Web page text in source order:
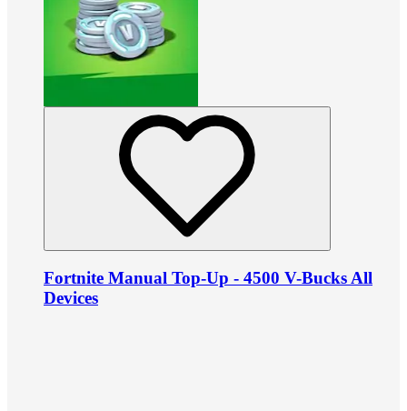
Fortnite Manual Top-Up - 4500 V-Bucks All
Devices